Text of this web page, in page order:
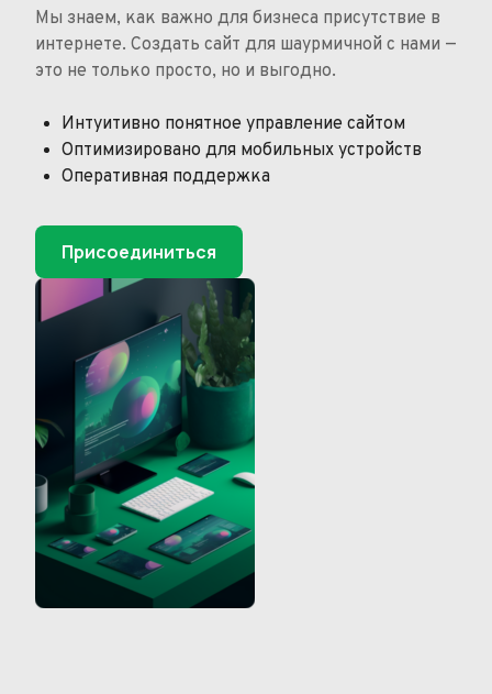
Мы знаем, как важно для бизнеса присутствие в
интернете. Создать сайт для шаурмичной с нами —
это не только просто, но и выгодно.
Интуитивно понятное управление сайтом
Оптимизировано для мобильных устройств
Оперативная поддержка
Присоединиться